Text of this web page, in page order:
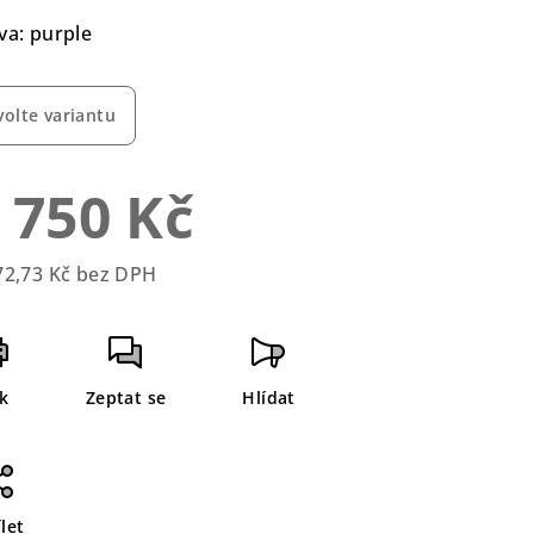
purple
variantu
Kč
Kč bez DPH
Zeptat se Hlídat